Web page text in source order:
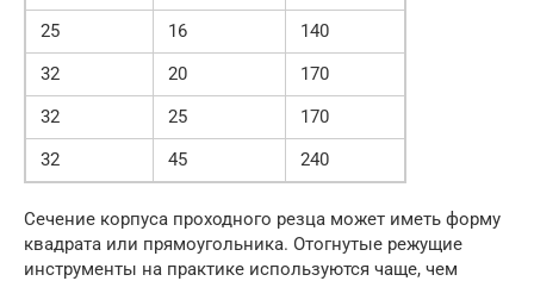
25
16
140
32
20
170
32
25
170
32
45 240
Сечение корпуса проходного резца может иметь форму
квадрата или прямоугольника. Отогнутые режущие
инструменты на практике используются чаще, чем